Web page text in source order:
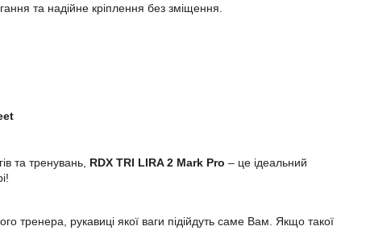
та надійне кріплення без зміщення.
та тренувань, RDX TRI LIRA 2 Mark Pro – це ідеальний
тренера, рукавиці якої ваги підійдуть саме Вам. Якщо такої